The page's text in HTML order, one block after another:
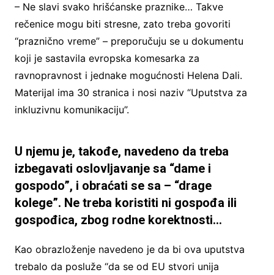
– Ne slavi svako hrišćanske praznike… Takve
rečenice mogu biti stresne, zato treba govoriti
“praznično vreme” – preporučuju se u dokumentu
koji je sastavila evropska komesarka za
ravnopravnost i jednake mogućnosti Helena Dali.
Materijal ima 30 stranica i nosi naziv “Uputstva za
inkluzivnu komunikaciju”.
U njemu je, takođe, navedeno da treba
izbegavati oslovljavanje sa “dame i
gospodo”, i obraćati se sa – “drage
kolege”. Ne treba koristiti ni gospođa ili
gospođica, zbog rodne korektnosti…
Kao obrazloženje navedeno je da bi ova uputstva
trebalo da posluže “da se od EU stvori unija